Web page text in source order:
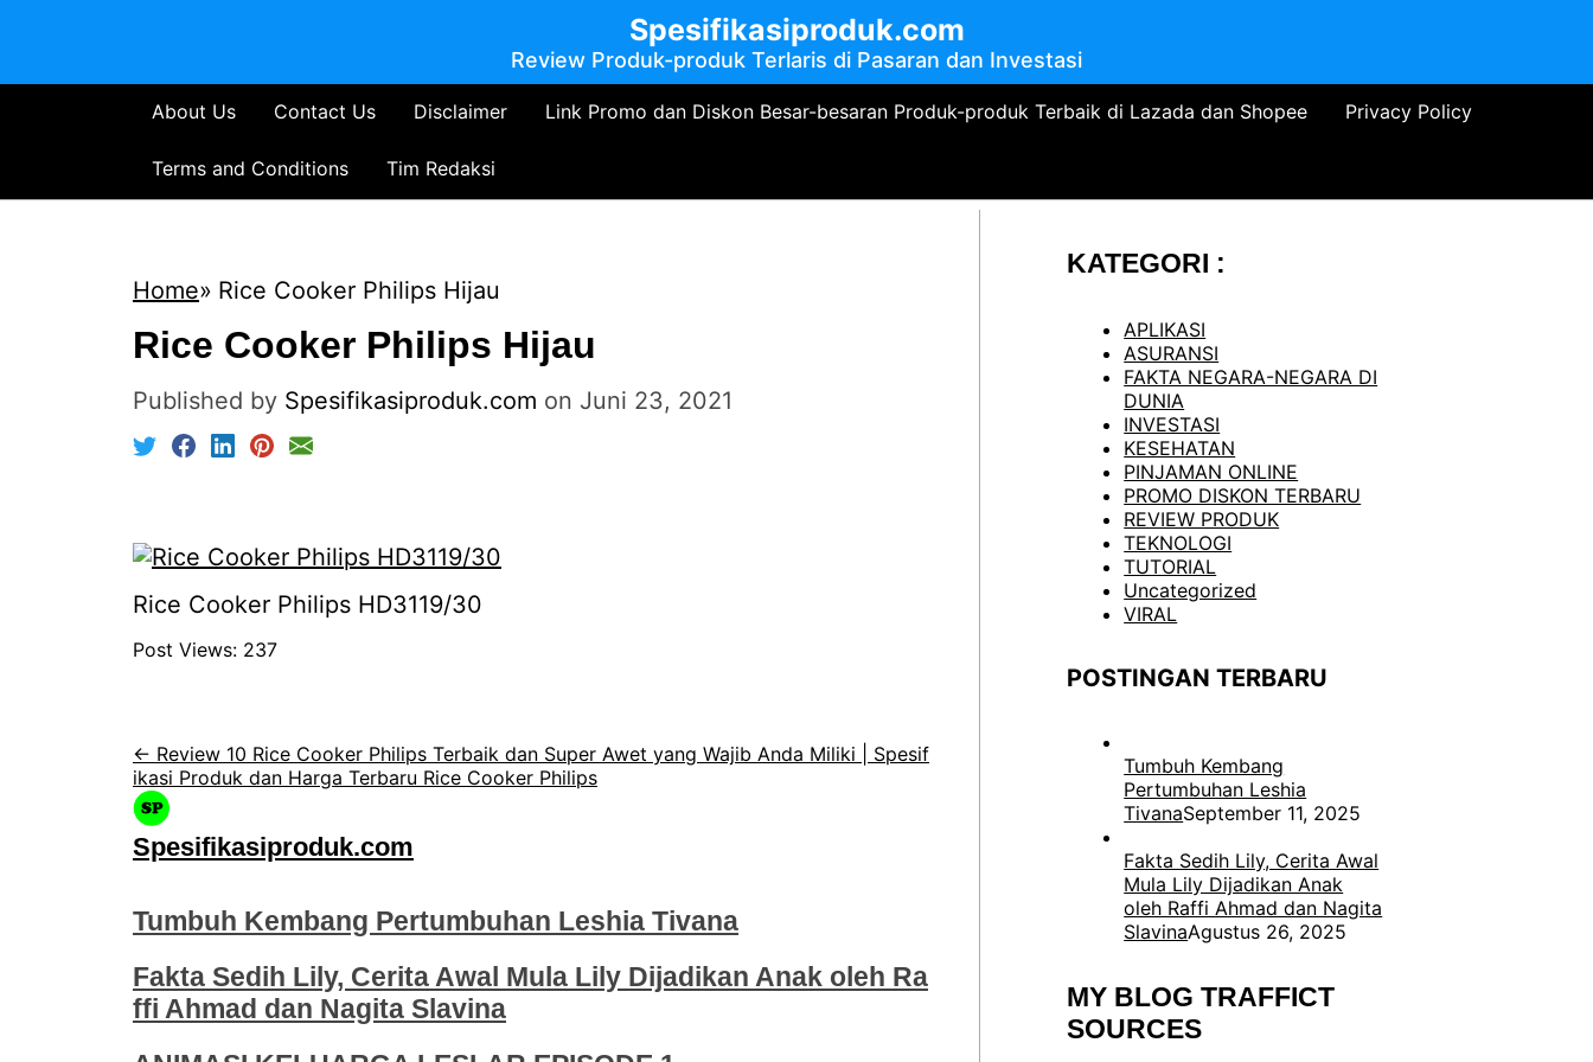
Spesifikasiproduk.com
Review Produk-produk Terlaris di Pasaran dan Investasi
About Us Contact Us Disclaimer Link Promo dan Diskon Besar-besaran Produk-produk Terbaik di Lazada dan Shopee Privacy Policy
Terms and Conditions Tim Redaksi
Home Rice Cooker Philips Hijau
Rice Cooker Philips Hijau
Published by Spesifikasiproduk.com on Juni 23, 2021
Rice Cooker Philips HD3119/30
Post Views: 237
← Review 10 Rice Cooker Philips Terbaik dan Super Awet yang Wajib Anda Miliki | Spesif
ikasi Produk dan Harga Terbaru Rice Cooker Philips
Spesifikasiproduk.com
Tumbuh Kembang Pertumbuhan Leshia Tivana
Fakta Sedih Lily, Cerita Awal Mula Lily Dijadikan Anak oleh Ra
ffi Ahmad dan Nagita Slavina
KATEGORI :
APLIKASI
ASURANSI
FAKTA NEGARA-NEGARA DI
DUNIA
INVESTASI
KESEHATAN
PINJAMAN ONLINE
PROMO DISKON TERBARU
REVIEW PRODUK
TEKNOLOGI
TUTORIAL
Uncategorized
VIRAL
POSTINGAN TERBARU
Tumbuh Kembang
Pertumbuhan Leshia
TivanaSeptember 11, 2025
Fakta Sedih Lily, Cerita Awal
Mula Lily Dijadikan Anak
oleh Raffi Ahmad dan Nagita
SlavinaAgustus 26, 2025
MY BLOG TRAFFICT
SOURCES